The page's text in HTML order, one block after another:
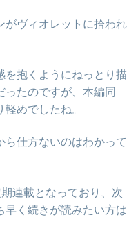
がヴィオレットに拾われ
を抱くようにねっとり描
たのですが、本編同
めでしたね。
ら仕方ないのはわかって
連載となっており、次
早く続きが読みたい方は